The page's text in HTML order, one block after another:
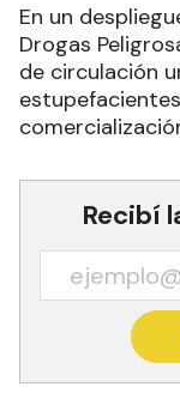
En un
Drogas
de circulación
Recibí